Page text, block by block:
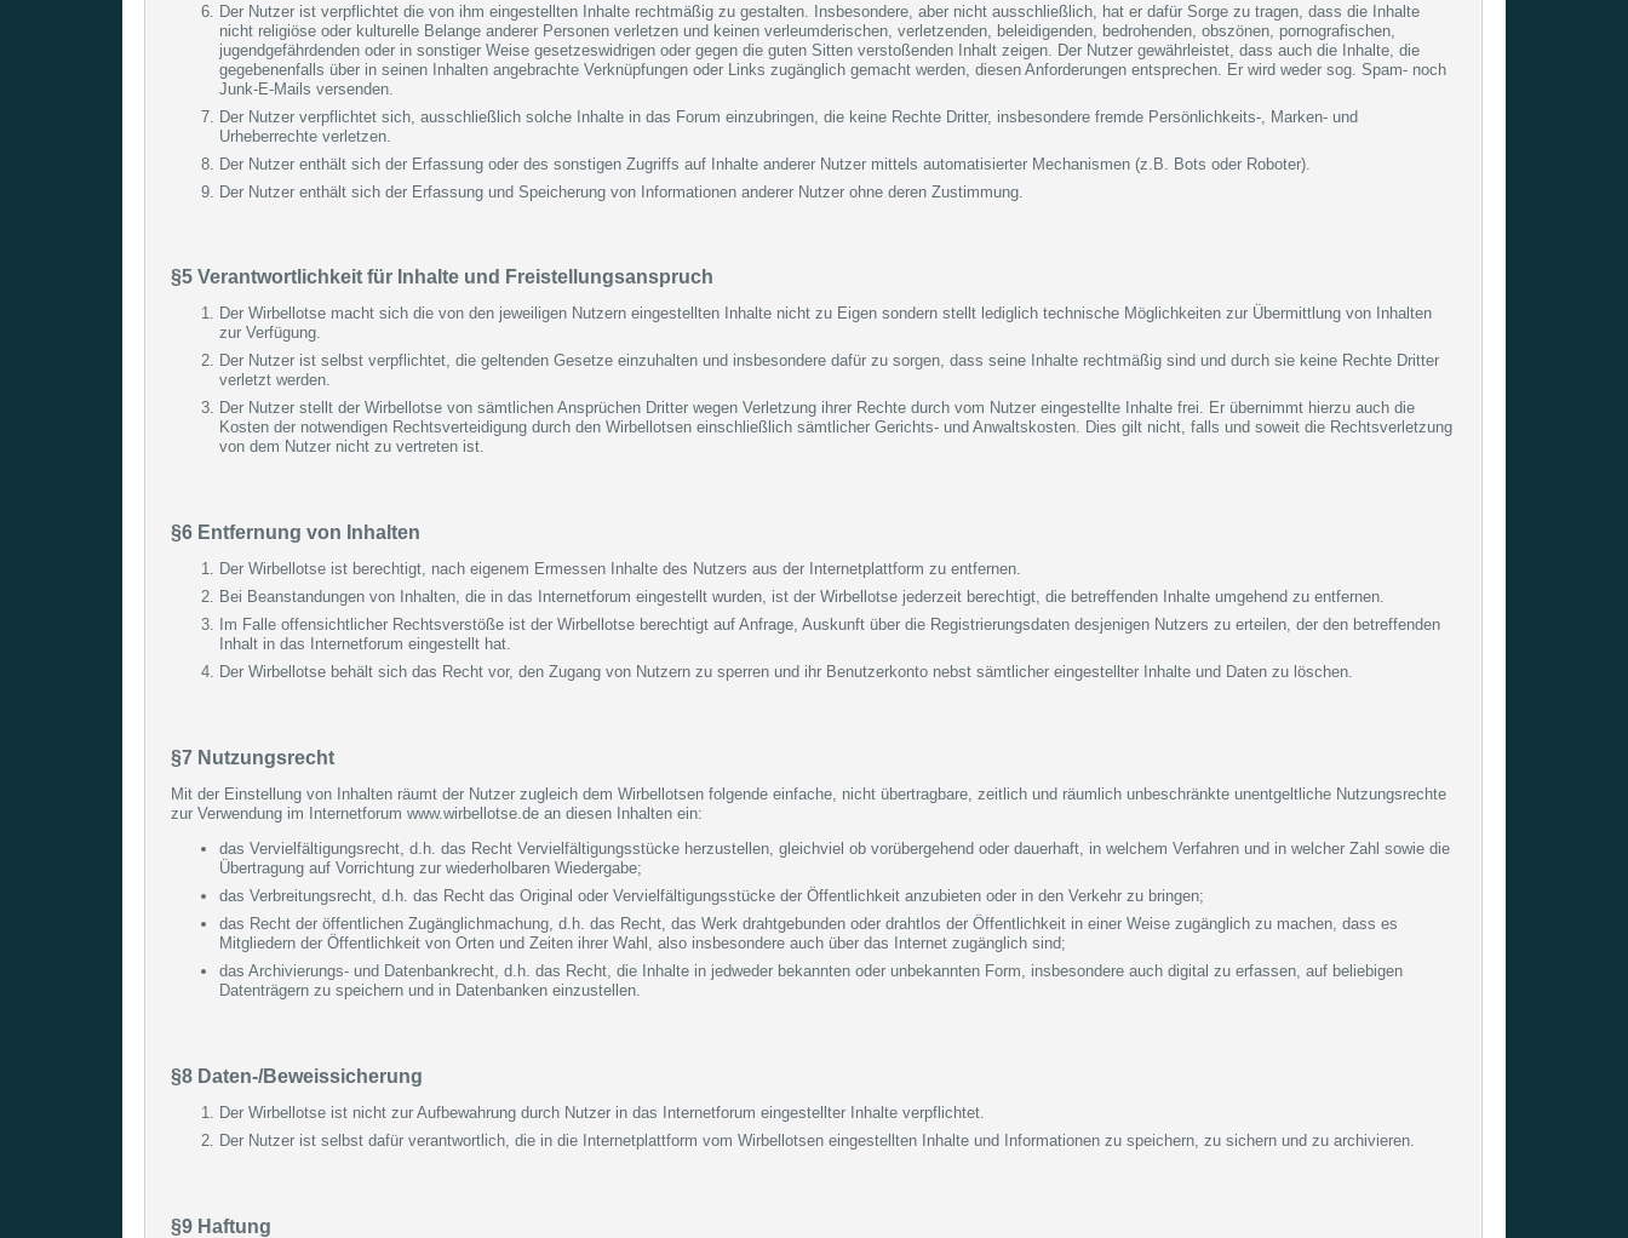
Der Nutzer ist verpflichtet die von ihm eingestellten Inhalte rechtmäßig zu gestalten. Insbesondere, aber nicht ausschließlich, hat er dafür Sorge zu tragen, dass die Inhalte
nicht religiöse oder kulturelle Belange anderer Personen verletzen und keinen verleumderischen, verletzenden, beleidigenden, bedrohenden, obszönen, pornografischen,
jugendgefährdenden oder in sonstiger Weise gesetzeswidrigen oder gegen die guten Sitten verstoßenden Inhalt zeigen. Der Nutzer gewährleistet, dass auch die Inhalte, die
gegebenenfalls über in seinen Inhalten angebrachte Verknüpfungen oder Links zugänglich gemacht werden, diesen Anforderungen entsprechen. Er wird weder sog. Spam- noch
Junk-E-Mails versenden.
Der Nutzer verpflichtet sich, ausschließlich solche Inhalte in das Forum einzubringen, die keine Rechte Dritter, insbesondere fremde Persönlichkeits-, Marken- und
Urheberrechte verletzen.
Der Nutzer enthält sich der Erfassung oder des sonstigen Zugriffs auf Inhalte anderer Nutzer mittels automatisierter Mechanismen (z.B. Bots oder Roboter).
Der Nutzer enthält sich der Erfassung und Speicherung von Informationen anderer Nutzer ohne deren Zustimmung.
§5 Verantwortlichkeit für Inhalte und Freistellungsanspruch
Der Wirbellotse macht sich die von den jeweiligen Nutzern eingestellten Inhalte nicht zu Eigen sondern stellt lediglich technische Möglichkeiten zur Übermittlung von Inhalten
zur Verfügung.
Der Nutzer ist selbst verpflichtet, die geltenden Gesetze einzuhalten und insbesondere dafür zu sorgen, dass seine Inhalte rechtmäßig sind und durch sie keine Rechte Dritter
verletzt werden.
Der Nutzer stellt der Wirbellotse von sämtlichen Ansprüchen Dritter wegen Verletzung ihrer Rechte durch vom Nutzer eingestellte Inhalte frei. Er übernimmt hierzu auch die
Kosten der notwendigen Rechtsverteidigung durch den Wirbellotsen einschließlich sämtlicher Gerichts- und Anwaltskosten. Dies gilt nicht, falls und soweit die Rechtsverletzung
von dem Nutzer nicht zu vertreten ist.
§6 Entfernung von Inhalten
Der Wirbellotse ist berechtigt, nach eigenem Ermessen Inhalte des Nutzers aus der Internetplattform zu entfernen.
Bei Beanstandungen von Inhalten, die in das Internetforum eingestellt wurden, ist der Wirbellotse jederzeit berechtigt, die betreffenden Inhalte umgehend zu entfernen.
Im Falle offensichtlicher Rechtsverstöße ist der Wirbellotse berechtigt auf Anfrage, Auskunft über die Registrierungsdaten desjenigen Nutzers zu erteilen, der den betreffenden
Inhalt in das Internetforum eingestellt hat.
Der Wirbellotse behält sich das Recht vor, den Zugang von Nutzern zu sperren und ihr Benutzerkonto nebst sämtlicher eingestellter Inhalte und Daten zu löschen.
§7 Nutzungsrecht
Mit der Einstellung von Inhalten räumt der Nutzer zugleich dem Wirbellotsen folgende einfache, nicht übertragbare, zeitlich und räumlich unbeschränkte unentgeltliche Nutzungsrechte
zur Verwendung im Internetforum www.wirbellotse.de an diesen Inhalten ein:
das Vervielfältigungsrecht, d.h. das Recht Vervielfältigungsstücke herzustellen, gleichviel ob vorübergehend oder dauerhaft, in welchem Verfahren und in welcher Zahl sowie die
Übertragung auf Vorrichtung zur wiederholbaren Wiedergabe;
das Verbreitungsrecht, d.h. das Recht das Original oder Vervielfältigungsstücke der Öffentlichkeit anzubieten oder in den Verkehr zu bringen;
das Recht der öffentlichen Zugänglichmachung, d.h. das Recht, das Werk drahtgebunden oder drahtlos der Öffentlichkeit in einer Weise zugänglich zu machen, dass es
Mitgliedern der Öffentlichkeit von Orten und Zeiten ihrer Wahl, also insbesondere auch über das Internet zugänglich sind;
das Archivierungs- und Datenbankrecht, d.h. das Recht, die Inhalte in jedweder bekannten oder unbekannten Form, insbesondere auch digital zu erfassen, auf beliebigen
Datenträgern zu speichern und in Datenbanken einzustellen.
§8 Daten-/Beweissicherung
Der Wirbellotse ist nicht zur Aufbewahrung durch Nutzer in das Internetforum eingestellter Inhalte verpflichtet.
Der Nutzer ist selbst dafür verantwortlich, die in die Internetplattform vom Wirbellotsen eingestellten Inhalte und Informationen zu speichern, zu sichern und zu archivieren.
§9 Haftung